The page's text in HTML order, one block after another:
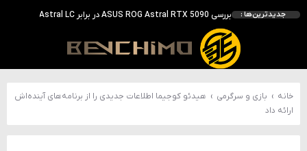
جدیدترین‌ها :
احتمال معرفی GeForce RTX 5070 SUPER با حافظه 18 گیگابایتی؛ ارتقای محسوس نسبت به مدل استاندارد
انویدیا DLSS 5 را با سه مدل هوش مصنوعی معرفی کرد؛ انتقادهای اولیه نتیجه داد
انویدیا پردازنده 88 هسته‌ای Vera را معرفی کرد؛ CPU اختصاصی برای نسل بعدی هوش مصنوعی
بالاخره سنسور Hotspot کارت‌های RTX 50 ظاهر شد؛ HWMonitor 1.65 تنها نماینده نمایش نیست
خانه › بازی و سرگرمی › هیدئو کوجیما اطلاعات جدیدی را از برنامه‌های آینده‌اش
ارائه داد